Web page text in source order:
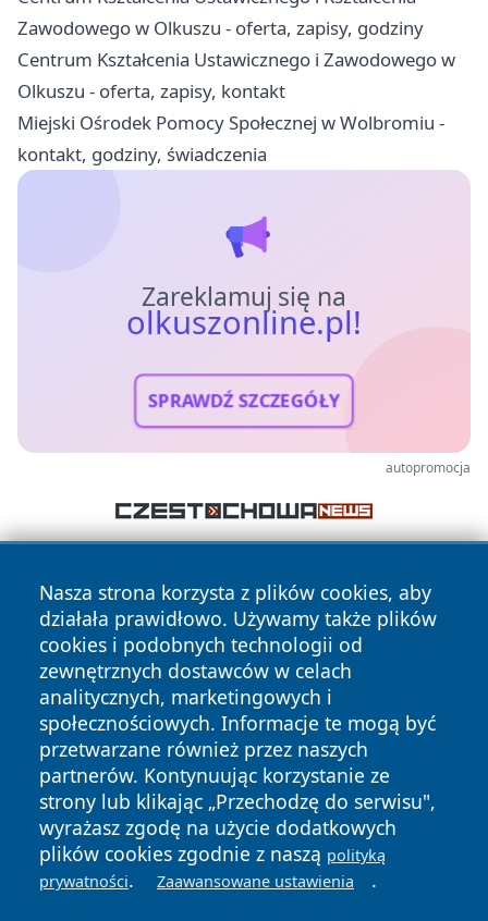
Zawodowego w Olkuszu - oferta, zapisy, godziny
Centrum Kształcenia Ustawicznego i Zawodowego w
Olkuszu - oferta, zapisy, kontakt
Miejski Ośrodek Pomocy Społecznej w Wolbromiu -
kontakt, godziny, świadczenia
Zareklamuj się na
olkuszonline.pl!
SPRAWDŹ SZCZEGÓŁY
autopromocja
Nasza strona korzysta z plików cookies, aby
działała prawidłowo. Używamy także plików
cookies i podobnych technologii od
zewnętrznych dostawców w celach
analitycznych, marketingowych i
społecznościowych. Informacje te mogą być
przetwarzane również przez naszych
partnerów. Kontynuując korzystanie ze
strony lub klikając „Przechodzę do serwisu",
wyrażasz zgodę na użycie dodatkowych
plików cookies zgodnie z naszą polityką
prywatności. Zaawansowane ustawienia .
Copyright © 2026 olkuszonline.pl Wszystkie prawa
zastrzeżone.
News Autorzy
Polityka
Prywatności
Polityka
Cookies